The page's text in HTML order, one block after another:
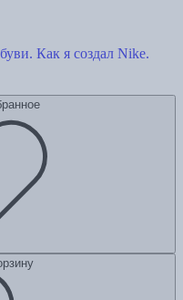
Как я создал Nike.